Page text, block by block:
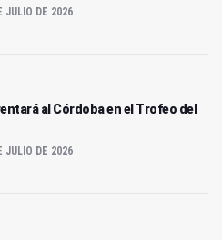
JULIO DE 2026
al Córdoba en el Trofeo del
JULIO DE 2026